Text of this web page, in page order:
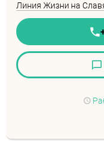
Линия Жизни на